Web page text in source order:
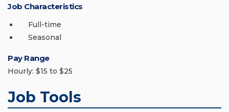
Job Characteristics
Full-time
Seasonal
Pay Range
Hourly: $15 to $25
Job Tools